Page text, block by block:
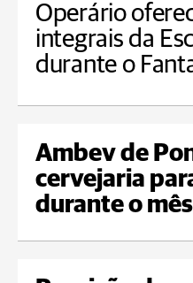
Operário
integrais da
durante o
Ambev de
cervejaria
durante o